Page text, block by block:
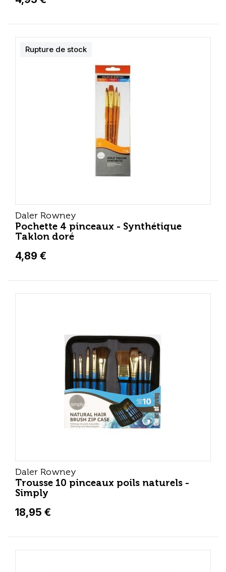
Daler Rowney
Pochette 4 pinceaux - Synthétique
Taklon doré
4,89 €
Rupture de stock
Daler Rowney
Trousse 10 pinceaux poils naturels -
Simply
18,95 €